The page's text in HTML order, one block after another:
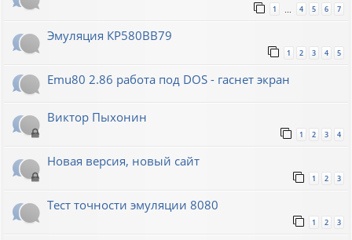
1 4 5 6 7
Эмуляция КР580ВВ79
1 2 3 4 5
Emu80 2.86 работа под DOS - гаснет экран
Виктор Пыхонин
1 2 3 4
Новая версия, новый сайт
1 2 3
Тест точности эмуляции 8080
1 2 3